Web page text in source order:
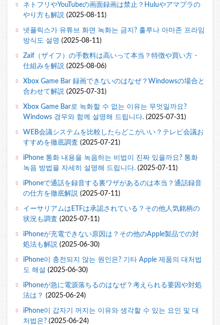
ネトフリやYouTubeの画面録画は禁止？Huluやアマプラの
やり方も解説 (2025-08-11)
넷플릭스가 유튜브 화면 녹화는 금지? 훌루나 아마존 프라임
방식도 설명 (2025-08-11)
Zaif（ザイフ）の手数料は高いって本当？特徴や買い方・
仕組みを解説 (2025-08-06)
Xbox Game Bar 録画できないのはなぜ？Windowsの場合と
合わせて解説 (2025-07-31)
Xbox Game Bar로 녹화할 수 없는 이유는 무엇일까요?
Windows 경우와 함께 설명해 드립니다. (2025-07-31)
WEB会議システムを比較したらどこがいい？テレビ会議お
すすめを徹底調査 (2025-07-21)
iPhone 통화 내용을 녹음하는 비법이 진짜 있을까요? 통화
녹음 방법을 자세히 설명해 드립니다. (2025-07-11)
iPhoneで通話を録音する裏ワザがあるのは本当？通話録音
の仕方を徹底解説 (2025-07-11)
イーサリアムはETFは承認されている？その他人気銘柄の
状況も調査 (2025-07-11)
iPhoneが充電できない原因は？その他のApple製品での対
処法も解説 (2025-06-30)
iPhone이 충전되지 않는 원인은? 기타 Apple 제품의 대처법
도 해설 (2025-06-30)
iPhoneが急に電源落ちるのはなぜ？考えられる要因や対処
法は？ (2025-06-24)
iPhone이 갑자기 꺼지는 이유와 생각할 수 있는 요인 및 대
처법은? (2025-06-24)